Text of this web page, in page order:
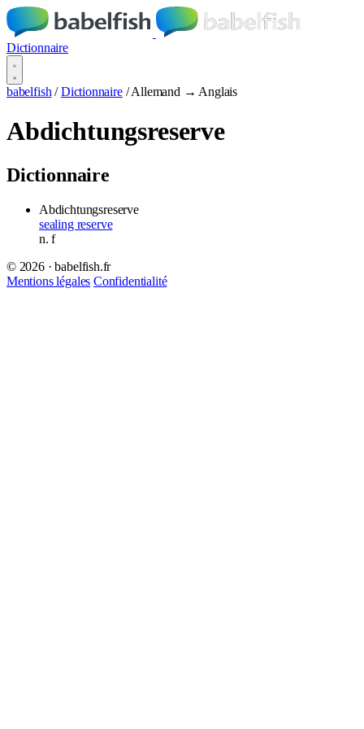
Dictionnaire
babelfish / Dictionnaire / Allemand → Anglais
Abdichtungsreserve
Dictionnaire
Abdichtungsreserve
sealing reserve
n.f
© 2026 · babelfish.fr
Mentions légales Confidentialité